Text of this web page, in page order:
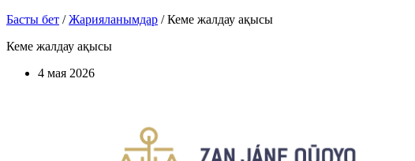
Басты бет /Жарияланымдар /Кеме жалдау ақысы
Кеме жалдау ақысы
4 мая 2026